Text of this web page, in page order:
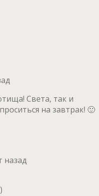
Света, так и
на завтрак! 🙂
назад